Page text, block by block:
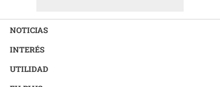
NOTICIAS
INTERÉS
UTILIDAD